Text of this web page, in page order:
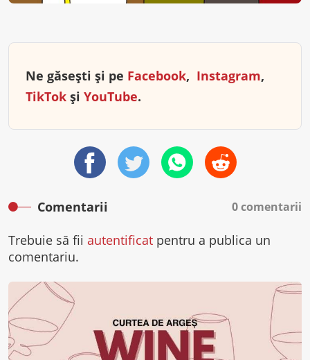
Ne găsești și pe Facebook, Instagram,
TikTok și YouTube.
Comentarii 0 comentarii
Trebuie să fii autentificat pentru a publica un
comentariu.